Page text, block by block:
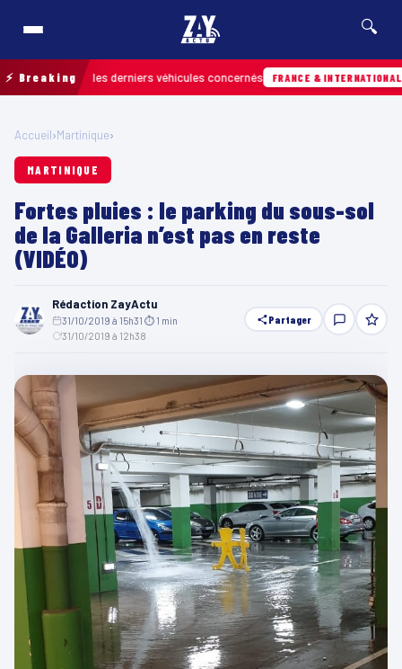
🔍
⚡ Breakingles derniers véhicules concernés FRANCE & INTERNATIONALE
Accueil›Martinique›
MARTINIQUE
Fortes pluies : le parking du sous-sol
de la Galleria n’est pas en reste
(VIDÉO)
Rédaction ZayActu
31/10/2019 à 15h31 ⏱ 1 min
31/10/2019 à 12h38
Partager